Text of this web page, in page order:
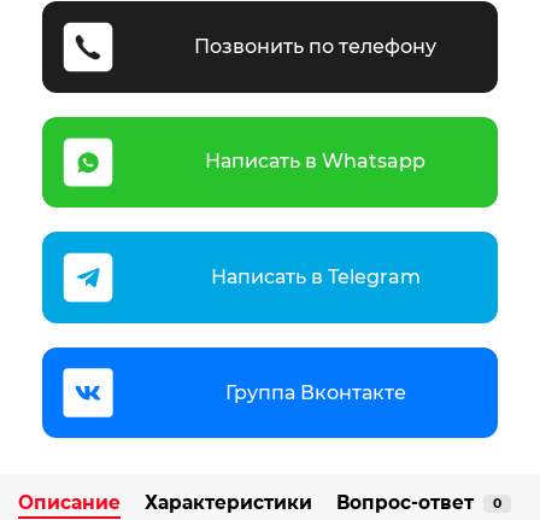
Позвонить по телефону
Написать в Whatsapp
Написать в Telegram
Группа Вконтакте
Описание Характеристики Вопрос-ответ 0